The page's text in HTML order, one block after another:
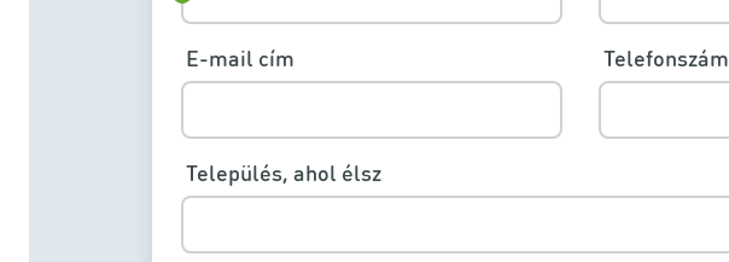
E-mail cím Telefonszám
Település, ahol élsz